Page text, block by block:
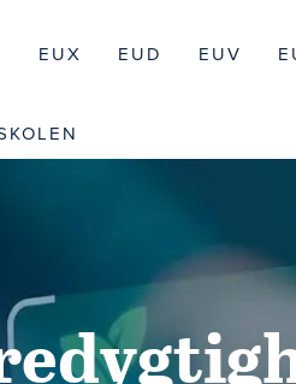
EUX EUD EUV